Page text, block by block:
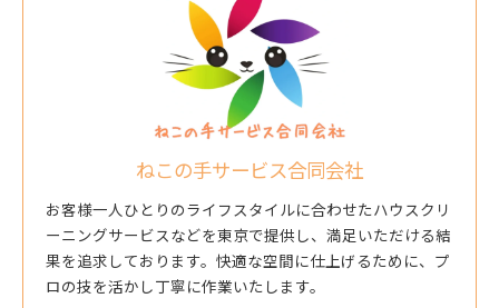
ねこの手サービス合同会社
お客様一人ひとりのライフスタイルに合わせたハウスクリ
ーニングサービスなどを東京で提供し、満足いただける結
果を追求しております。快適な空間に仕上げるために、プ
ロの技を活かし丁寧に作業いたします。